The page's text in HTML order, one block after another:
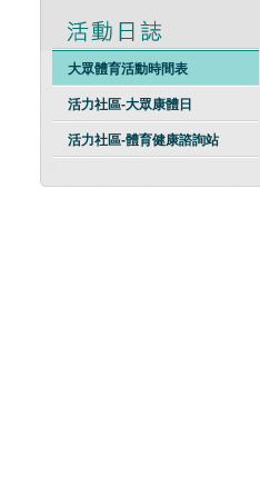
大眾體育活動時間表
活力社區-大眾康體日
活力社區-體育健康諮詢站